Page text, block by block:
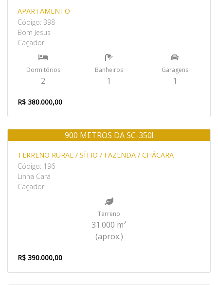
APARTAMENTO
Código: 398
Bom Jesus
Caçador
Dormitórios
2
Banheiros
1
Garagens
1
R$ 380.000,00
Venda
900 METROS DA SC-350!
TERRENO RURAL / SÍTIO / FAZENDA / CHÁCARA
Código: 196
Linha Cará
Caçador
Terreno
31.000 m²
(aprox.)
R$ 390.000,00